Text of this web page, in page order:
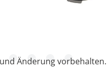
Änderung vorbehalten.